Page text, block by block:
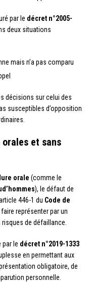
par le décret n°2005-
deux situations
mais n’a pas comparu
décisions sur celui des
susceptibles d’opposition
et sans
orale (comme le
), le défaut de
446-1 du Code de
représenter par un
de défaillance.
par le décret n°2019-1333
en permettant aux
obligatoire, de
personnelle.